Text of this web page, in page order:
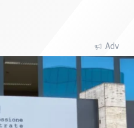
Adv